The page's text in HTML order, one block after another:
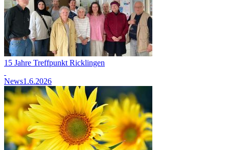
15 Jahre Treffpunkt Ricklingen
News1.6.2026